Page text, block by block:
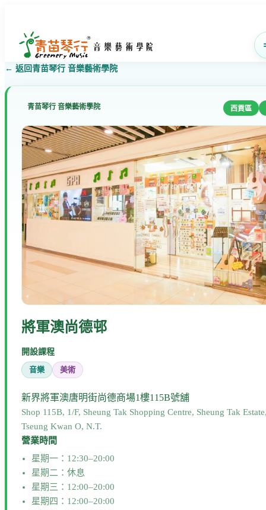
← 返回青苗琴行 音樂藝術學院
青苗琴行 音樂藝術學院 西貢區
將軍澳尚德邨
開設課程
音樂
美術
新界將軍澳唐明街尚德商場1樓115B號舖
Shop 115B, 1/F, Sheung Tak Shopping Centre, Sheung Tak
Tseung Kwan O, N.T.
營業時間
星期一：12:30–20:00
星期二：休息
星期三：12:00–20:00
星期四：12:00–20:00